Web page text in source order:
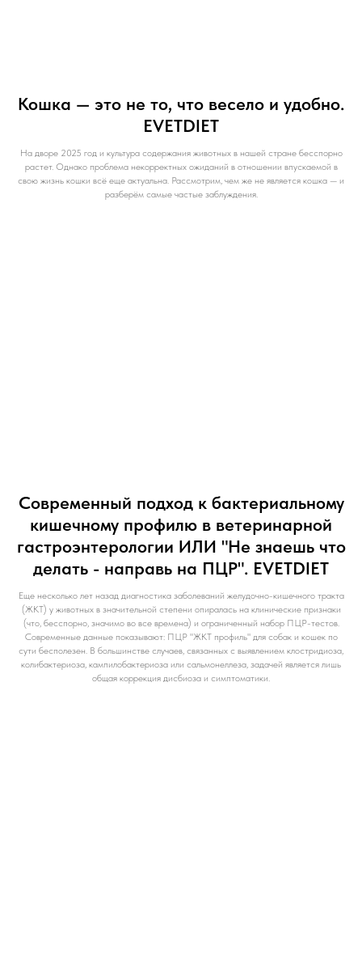
Кошка — это не то, что весело и удобно.
EVETDIET
На дворе 2025 год и культура содержания животных в нашей стране бесспорно
растет. Однако проблема некорректных ожиданий в отношении впускаемой в
свою жизнь кошки всё еще актуальна. Рассмотрим, чем же не является кошка — и
разберём самые частые заблуждения.
Современный подход к бактериальному
кишечному профилю в ветеринарной
гастроэнтерологии ИЛИ "Не знаешь что
делать - направь на ПЦР". EVETDIET
Еще несколько лет назад диагностика заболеваний желудочно-кишечного тракта
(ЖКТ) у животных в значительной степени опиралась на клинические признаки
(что, бесспорно, значимо во все времена) и ограниченный набор ПЦР-тестов.
Современные данные показывают: ПЦР "ЖКТ профиль" для собак и кошек по
сути бесполезен. В большинстве случаев, связанных с выявлением клостридиоза,
колибактериоза, кампилобактериоза или сальмонеллеза, задачей является лишь
общая коррекция дисбиоза и симптоматики.